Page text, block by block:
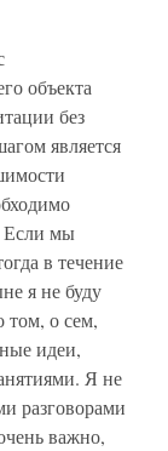
объекта
без
является
Если мы
в течение
я не буду
том, о сем,
идеи,
Я не
разговорами
важно,